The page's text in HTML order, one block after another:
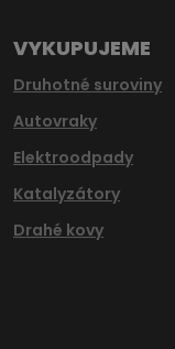
VYKUPUJEME
Druhotné suroviny
Autovraky
Elektroodpady
Katalyzátory
Drahé kovy